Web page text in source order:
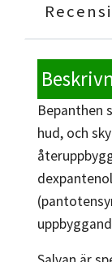
Bepanthen
hud, och